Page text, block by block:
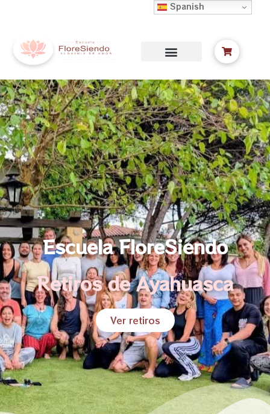
Escuela FloreSiendo
Retiros de Ayahuasca
Ver retiros
Spanish